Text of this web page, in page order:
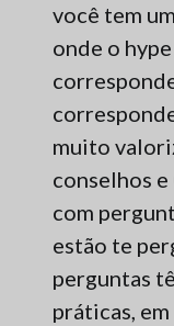
você tem
onde o
muito
conselhos
com
estão te
perguntas
práticas,